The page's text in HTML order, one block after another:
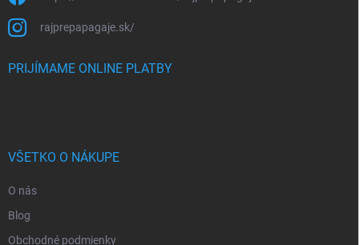
rajprepapagaje.sk/
PRIJÍMAME ONLINE PLATBY
VŠETKO O NÁKUPE
O nás
Blog
Obchodné podmienky